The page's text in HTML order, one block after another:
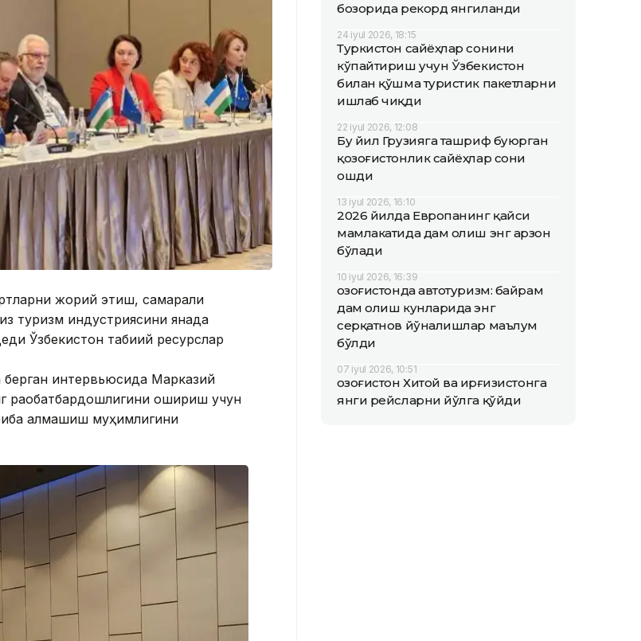
жорий этиш, самарали
туризм индустриясини янада
Ўзбекистон табиий ресурслар
берган интервьюсида Марказий
рақобатбардошлигини ошириш учун
алмашиш муҳимлигини
бозорида рекорд янгиланди
24 iyul 2026, 18:15
Туркистон сайёҳлар сонини
кўпайтириш учун Ўзбекистон
билан қўшма туристик пакетларни
ишлаб чиқди
22 iyul 2026, 12:08
Бу йил Грузияга ташриф буюрган
қозоғистонлик сайёҳлар сони
ошди
13 iyul 2026, 16:10
2026 йилда Европанинг қайси
мамлакатида дам олиш энг арзон
бўлади
10 iyul 2026, 16:39
Қозоғистонда автотуризм: байрам
дам олиш кунларида энг
серқатнов йўналишлар маълум
бўлди
07 iyul 2026, 10:51
Қозоғистон Хитой ва Қирғизистонга
янги рейсларни йўлга қўйди